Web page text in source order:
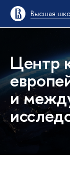
Высшая
Центр
и